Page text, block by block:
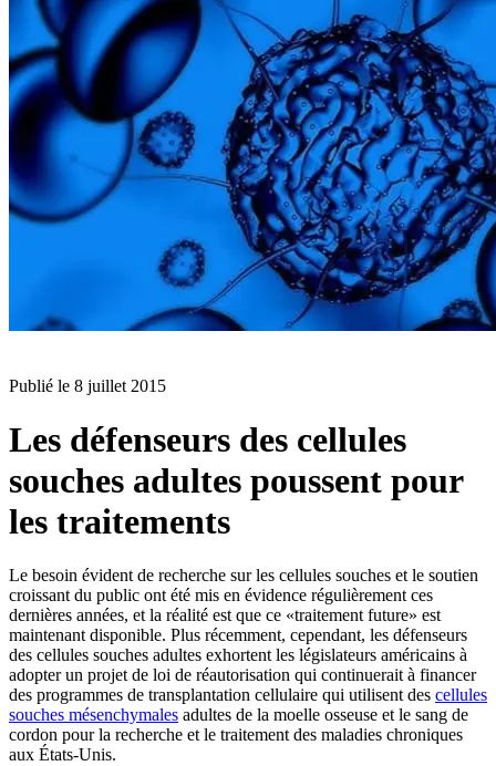
Publié le 8 juillet 2015
Les défenseurs des cellules
souches adultes poussent pour
les traitements
Le besoin évident de recherche sur les cellules souches et le soutien
croissant du public ont été mis en évidence régulièrement ces
dernières années, et la réalité est que ce «traitement future» est
maintenant disponible. Plus récemment, cependant, les défenseurs
des cellules souches adultes exhortent les législateurs américains à
adopter un projet de loi de réautorisation qui continuerait à financer
des programmes de transplantation cellulaire qui utilisent des cellules
souches mésenchymales adultes de la moelle osseuse et le sang de
cordon pour la recherche et le traitement des maladies chroniques
aux États-Unis.